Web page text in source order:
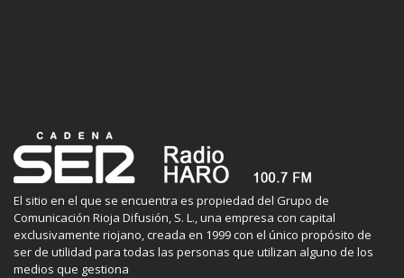
El sitio en el que se encuentra es propiedad del Grupo de
Comunicación Rioja Difusión, S. L., una empresa con capital
exclusivamente riojano, creada en 1999 con el único propósito de
ser de utilidad para todas las personas que utilizan alguno de los
medios que gestiona